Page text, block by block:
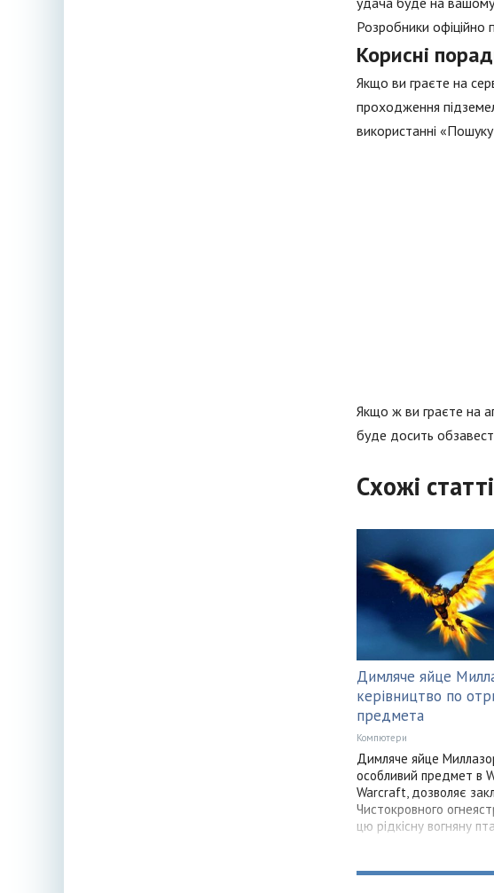
Розробники офіційно
Корисні
Якщо ви граєте на
проходження
використанні
Якщо ж ви граєте на
буде досить
Схожі статті
Димляче яйце
керівництво по
предмета
Компютери
Димляче яйце
особливий предмет в
Warcraft, дозволяє
Чистокровного
цю рідкісну вогняну